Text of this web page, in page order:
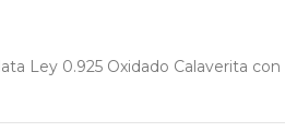
Ley 0.925 Oxidado Calaverita con